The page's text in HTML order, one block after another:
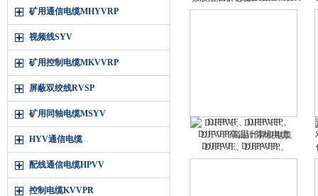
矿用通信电缆MHYVRP
视频线SYV
矿用控制电缆MKVVRP
屏蔽双绞线RVSP
矿用同轴电缆MSYV
HYV通信电缆
配线通信电缆HPVV
控制电缆KVVPR
平方1X16平方 1X25 平方 价格
DJFPVF、DJFPVFP、
DJFVFP高温计算机电缆
DJFPVF、DJFPVFP、
DJFVFP高温计算机电缆